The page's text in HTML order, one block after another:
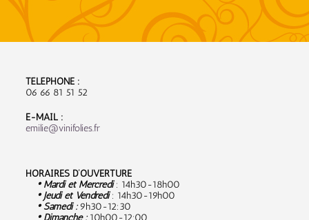
TÉLÉPHONE :
06 66 81 51 52
E-MAIL :
emilie@vinifolies.fr
HORAIRES D’OUVERTURE
• Mardi et Mercredi: 14h30-18h00
• Jeudi et Vendredi: 14h30-19h00
• Samedi :9h30-12:30